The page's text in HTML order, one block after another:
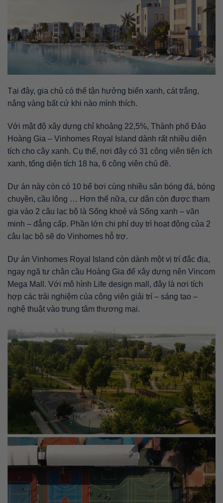
Tại đây, gia chủ có thể tận hưởng biển xanh, cát trắng,
nắng vàng bất cứ khi nào mình thích.
Với mật độ xây dựng chỉ khoảng 22,5%, Thành phố Đảo
Hoàng Gia – Vinhomes Royal Island dành rất nhiều diện
tích cho cây xanh. Cụ thể, nơi đây có 31 công viên tiện ích
xanh, tổng diện tích 18 ha, 6 công viên chủ đề.
Dự án này còn có 10 bể bơi cùng nhiều sân bóng đá, bóng
chuyền, cầu lông … Hơn thế nữa, cư dân còn được tham
gia vào 2 câu lạc bộ là Sống khoẻ và Sống xanh – văn
minh – đẳng cấp. Phần lớn chi phí duy trì hoạt động của 2
câu lạc bộ sẽ do Vinhomes hỗ trợ.
Dự án Vinhomes Royal Island còn dành một vị trí đắc địa,
ngay ngã tư chân cầu Hoàng Gia để xây dựng nên Vincom
Mega Mall. Với mô hình Life design mall, đây là nơi tích
hợp các trải nghiệm của công viên giải trí – sáng tạo –
nghệ thuật vào trung tâm thương mại.